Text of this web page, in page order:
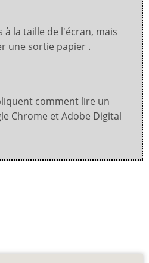
à la taille de l'écran, mais
une sortie papier .
comment lire un
Chrome et Adobe Digital